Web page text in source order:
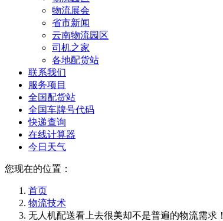
物流展会
省市新闻
云南物流园区
司机之家
各地配货站
联系我们
服务项目
全国配货站
全国车牌号代码
快递查询
在线计算器
今日天气
您现在的位置：
首页
物流技术
无人机配送看上去很美却不是普遍的物流需求！